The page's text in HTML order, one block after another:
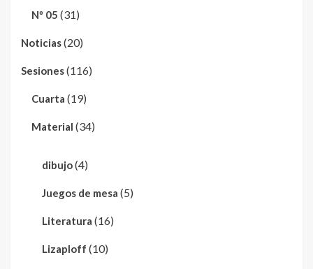
Nº 05 (31)
Noticias(20)
Sesiones(116)
Cuarta (19)
Material (34)
dibujo(4)
Juegos de mesa (5)
Literatura (16)
Lizaploff (10)